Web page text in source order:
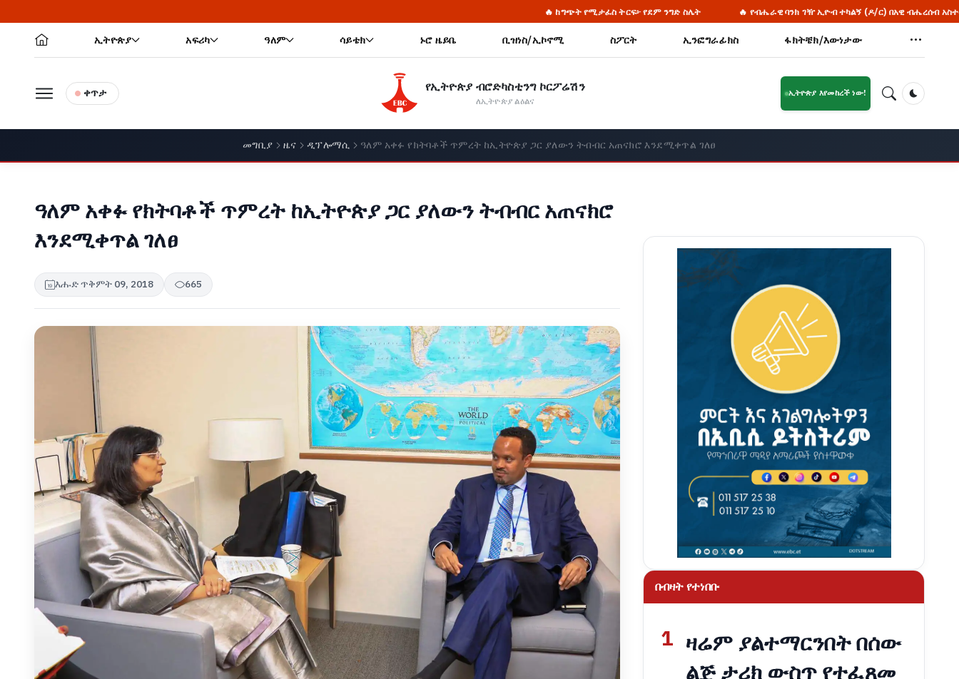
🔥 ከግጭት የሚታፈስ ትርፍ፦ የደም ንግድ ስሌት 🔥 የብሔራዊ ባንክ ገዥ ኢዮብ ተካልኝ (ዶ/ር) በአዊ ብሔረሰብ አስተዳደር ዞን የገጠር ኮሪደር ልማት
ኢትዮጵያ አፍሪካ ዓለም ሳይቴክ ኑሮ ዜይቤ ቢዝነስ/ኢኮኖሚ ስፖርት ኢንፎግራፊክስ ፋክትቼክ/እውነታው
ቀጥታ የኢትዮጵያ ብሮድካስቲንግ ኮርፖሬሽን
ለኢትዮጵያ ልዕልና
ኢትዮጵያ እየመከረች ነው!
Dark
መግቢያ ዜና ዲፕሎማሲ ዓለም አቀፉ የክትባቶች ጥምረት ከኢትዮጵያ ጋር ያለውን ትብብር አጠናክሮ እንደሚቀጥል ገለፀ
ዓለም አቀፉ የክትባቶች ጥምረት ከኢትዮጵያ ጋር ያለውን ትብብር አጠናክሮ
እንደሚቀጥል ገለፀ
እሑድ ጥቅምት 09, 2018 665
በብዛት የተነበቡ
1 ዛሬም ያልተማርንበት በሰው
ልጅ ታሪክ ውስጥ የተፈጸመ